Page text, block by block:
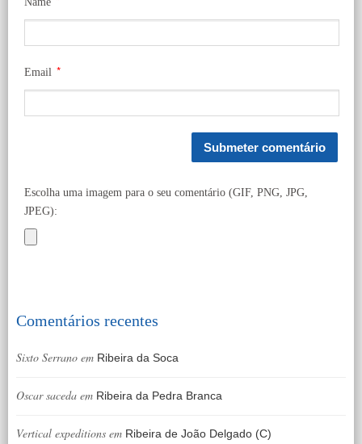
Email *
Escolha uma imagem para o seu comentário (GIF, PNG, JPG,
JPEG):
Comentários recentes
Sixto Serrano em Ribeira da Soca
Oscar saceda em Ribeira da Pedra Branca
Vertical expeditions em Ribeira de João Delgado (C)